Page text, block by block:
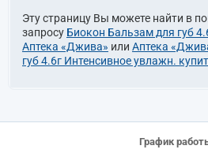
Эту страницу Вы можете найти в
запросу Биокон Бальзам для губ
Аптека «Джива» или Аптека
губ 4.6г Интенсивное увлажн.
График